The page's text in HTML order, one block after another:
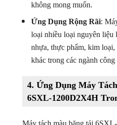
không mong muốn.
Ứng Dụng Rộng Rãi:
loại nhiều loại nguyên liệu
nhựa, thực phẩm, kim
khác trong các ngành
4. Ứng Dụng Máy
6SXL-1200D2X4H